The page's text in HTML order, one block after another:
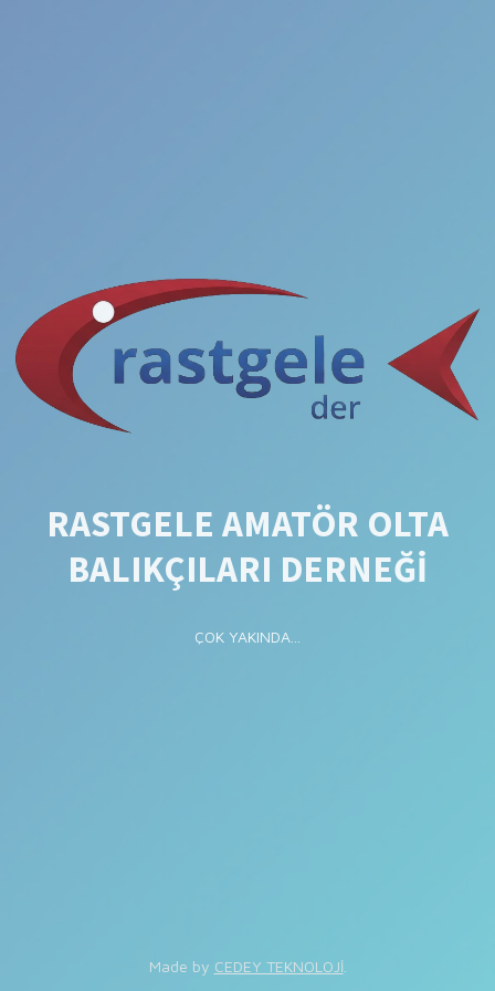
RASTGELE AMATÖR OLTA
BALIKÇILARI DERNEĞİ
ÇOK YAKINDA...
Made by CEDEY TEKNOLOJİ